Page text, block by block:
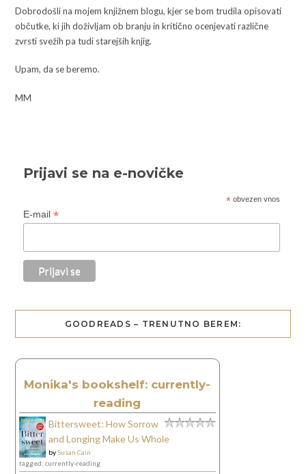
Dobrodošli na mojem knjižnem blogu, kjer se bom trudila opisovati
občutke, ki jih doživljam ob branju in kritično ocenjevati različne
zvrsti svežih pa tudi starejših knjig.
Upam, da se beremo.
MM
Prijavi se na e-novičke
* obvezen vnos
E-mail *
GOODREADS – TRENUTNO BEREM:
Monika's bookshelf: currently-
reading
Bittersweet: How Sorrow
and Longing Make Us Whole
bySusan Cain
tagged: currently-reading